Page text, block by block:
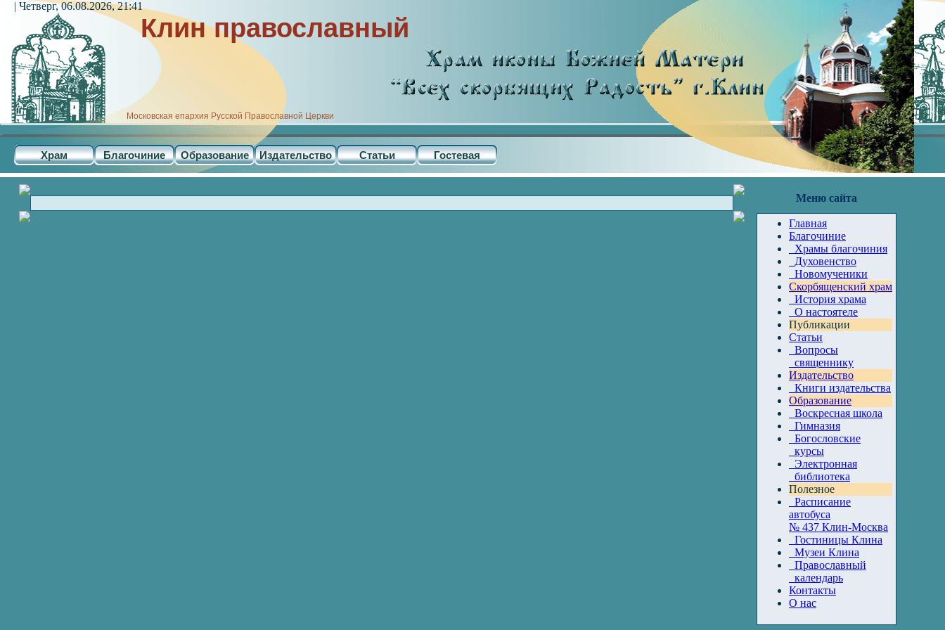
Клин православный
Московская епархия Русской Православной Церкви
Храм Благочиние Образование Издательство Статьи Гостевая
| Четверг, 06.08.2026, 21:41
Меню сайта
Главная
Благочиние
Храмы благочиния
Духовенство
Новомученики
Скорбященский храм
История храма
О настоятеле
Публикации
Статьи
Вопросы
священнику
Издательство
Книги издательства
Образование
Воскресная школа
Гимназия
Богословские
курсы
Электронная
библиотека
Полезное
Расписание
автобуса
№ 437 Клин-Москва
Гостиницы Клина
Музеи Клина
Православный
календарь
Контакты
О нас